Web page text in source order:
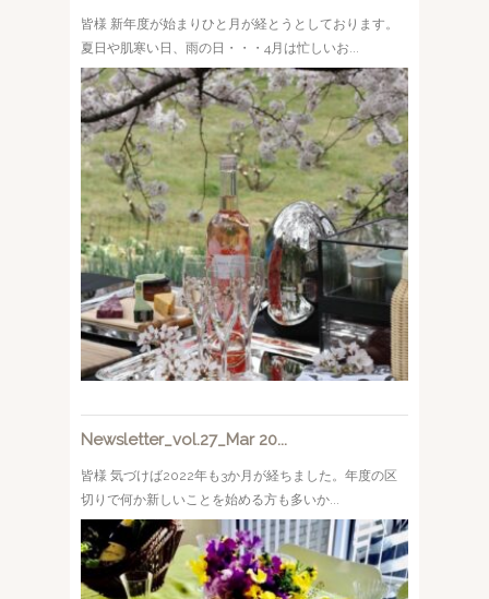
皆様 新年度が始まりひと月が経とうとしております。
夏日や肌寒い日、雨の日・・・4月は忙しいお...
Newsletter_vol.27_Mar 20...
皆様 気づけば2022年も3か月が経ちました。年度の区
切りで何か新しいことを始める方も多いか...